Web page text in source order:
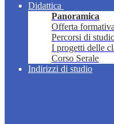
Didattica
Panoramica
Offerta formativa
Percorsi di
I progetti delle
Corso Serale
Indirizzi di studio